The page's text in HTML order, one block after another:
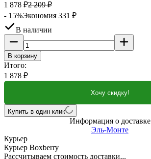
1 878 ₽2 209 ₽
- 15%Экономия 331 ₽
В наличии
В корзину
Итого:
1 878 ₽
Хочу скидку!
Купить в один клик
Информация о доставке
Эль-Монте
Курьер
Курьер Boxberry
Рассчитываем стоимость доставки...